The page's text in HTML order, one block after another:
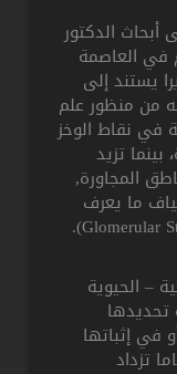
الدكتور
عام 1987م في العاصمة
إلى
منظور علم
الوخز
تزيد
المجاورة,
يعرف